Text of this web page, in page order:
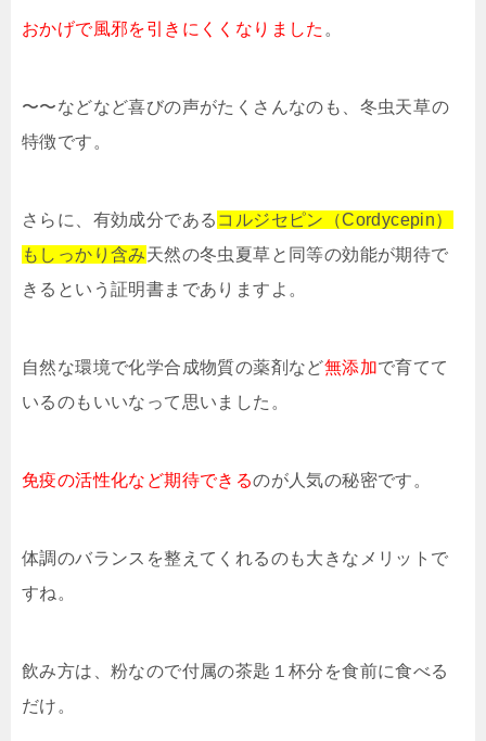
おかげで風邪を引きにくくなりました 。
〜〜などなど喜びの声がたくさんなのも、冬虫天草の
特徴です。
さらに、有効成分である コルジセピン（Cordycepin）
もしっかり含み天然の冬虫夏草と同等の効能が期待で
きるという証明書までありますよ。
自然な環境で化学合成物質の薬剤など無添加で育てて
いるのもいいなって思いました。
免疫の活性化など期待できるのが人気の秘密です。
体調のバランスを整えてくれるのも大きなメリットで
すね。
飲み方は、粉なので付属の茶匙１杯分を食前に食べる
だけ。